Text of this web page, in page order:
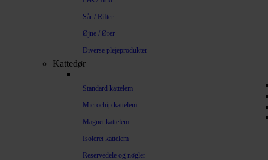
Sår / Rifter
Øjne / Ører
Diverse plejeprodukter
Kattedør
Standard kattelem
Microchip kattelem
Magnet kattelem
Isoleret kattelem
Reservedele og nøgler